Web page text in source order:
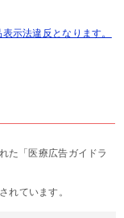
示法違反となります。
た「医療広告ガイドラ
れています。